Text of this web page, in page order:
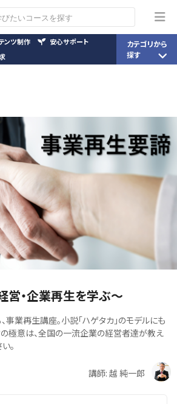
営・企業再生を学ぶ～
業再生講座。小説「ハゲタカ」のモデルにも
極意は、全国の一流企業の経営者達が教え
。
講師: 越 純一郎
ンツ制作
安心サポート
カテゴリから
探す